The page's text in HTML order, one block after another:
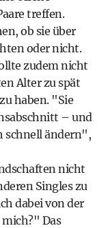
treffen.
ob sie über
oder nicht.
zudem nicht
Alter zu spät
haben. "Sie
– und
schnell ändern",
nicht
Singles zu
dabei von der
Das